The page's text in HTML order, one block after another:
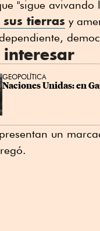
"sigue avivando
tierras y
interesar
GEOPOLÍTICA
Naciones Unidas: en
un